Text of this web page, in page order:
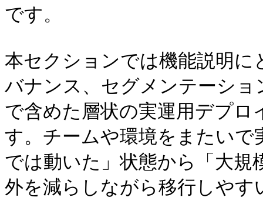
です。
本セクションでは機能説明
バナンス、セグメンテーショ
で含めた層状の実運用デプ
す。チームや環境をまたい
では動いた」状態から「大規
外を減らしながら移行しや